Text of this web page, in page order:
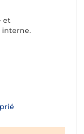
et
interne.